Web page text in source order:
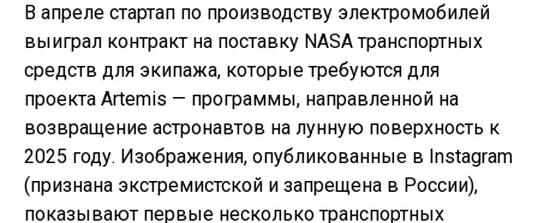
В апреле стартап по производству электромобилей
выиграл контракт на поставку NASA транспортных
средств для экипажа, которые требуются для
проекта Artemis — программы, направленной на
возвращение астронавтов на лунную поверхность к
2025 году. Изображения, опубликованные в Instagram
(признана экстремистской и запрещена в России),
показывают первые несколько транспортных